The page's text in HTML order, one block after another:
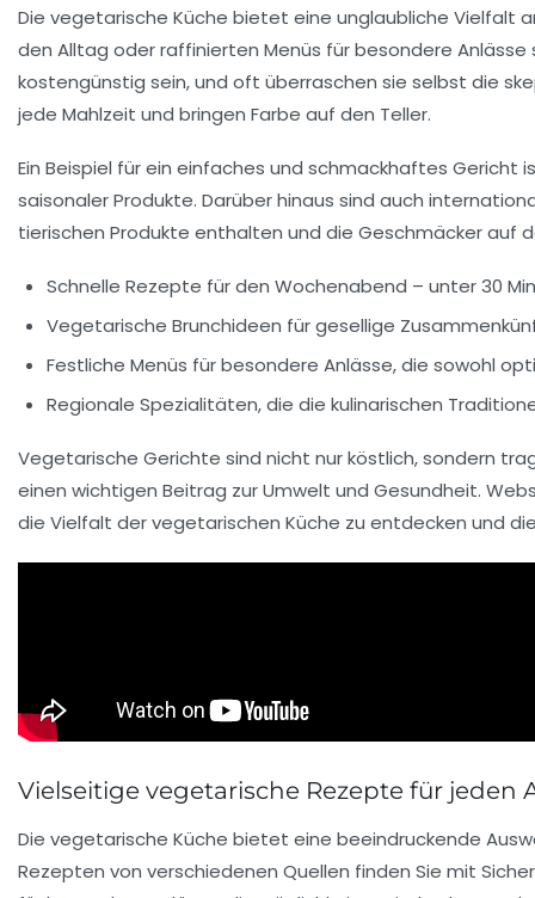
Die vegetarische Küche bietet eine unglaubliche Vielfalt
den Alltag oder raffinierten Menüs für besondere
kostengünstig sein, und oft überraschen sie selbst die
jede Mahlzeit und bringen Farbe auf den Teller.
Ein Beispiel für ein einfaches und schmackhaftes Gericht
saisonaler Produkte. Darüber hinaus sind auch
tierischen Produkte enthalten und die Geschmäcker auf
Schnelle Rezepte für den Wochenabend – unter 30
Vegetarische Brunchideen für gesellige
Festliche Menüs für besondere Anlässe, die sowohl
Regionale Spezialitäten, die die kulinarischen
Vegetarische Gerichte sind nicht nur köstlich, sondern
einen wichtigen Beitrag zur Umwelt und Gesundheit.
die Vielfalt der vegetarischen Küche zu entdecken und
Vielseitige vegetarische Rezepte für jeden
Die vegetarische Küche bietet eine beeindruckende
Rezepten von verschiedenen Quellen finden Sie mit